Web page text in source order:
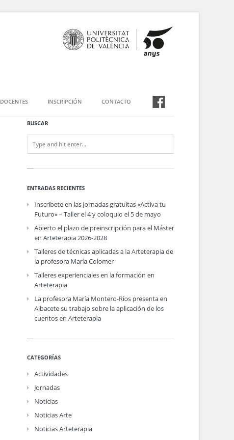
DOCENTES INSCRIPCIÓN CONTACTO
BUSCAR
ENTRADAS RECIENTES
Inscríbete en las jornadas gratuitas «Activa tu
Futuro» – Taller el 4 y coloquio el 5 de mayo
Abierto el plazo de preinscripción para el Máster
en Arteterapia 2026-2028
Talleres de técnicas aplicadas a la Arteterapia de
la profesora María Colomer
Talleres experienciales en la formación en
Arteterapia
La profesora María Montero-Ríos presenta en
Albacete su trabajo sobre la aplicación de los
cuentos en Arteterapia
CATEGORÍAS
Actividades
Jornadas
Noticias
Noticias Arte
Noticias Arteterapia